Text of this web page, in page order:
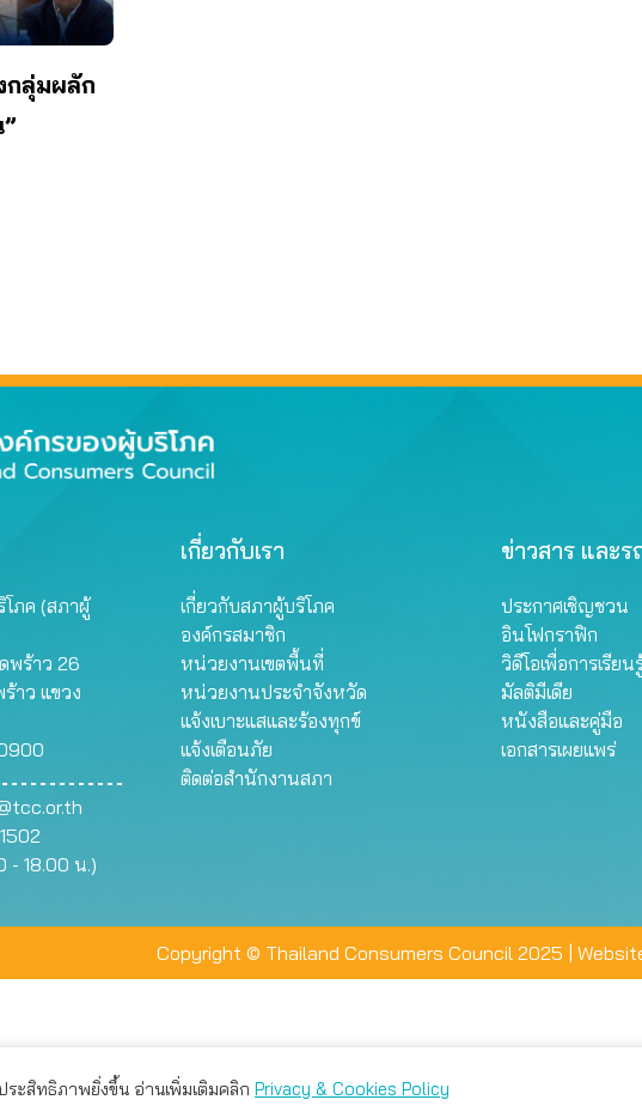
ลุ่มผลัก
ภค (สภาผู้
พร้าว 26
าว แขวง
- 18.00 น.)
เกี่ยวกับเรา
เกี่ยวกับสภาผู้บริโภค
องค์กรสมาชิก
หน่วยงานเขตพื้นที่
หน่วยงานประจำจังหวัด
แจ้งเบาะแสและร้องทุกข์
แจ้งเตือนภัย
ติดต่อสำนักงานสภา
ข่าวสาร และ
ประกาศเชิญชวน
อินโฟกราฟิก
วิดีโอเพื่อการเรียน
มัลติมีเดีย
หนังสือและคู่มือ
เอกสารเผยแพร่
Copyright © Thailand Consumers Council 2025 |
ะสิทธิภาพยิ่งขึ้น อ่านเพิ่มเติมคลิก Privacy & Cookies Policy
ณ์การใช้งานที่ดีให้แก่ท่าน คุณสามารถเลือกตั้งค่าความเป็นส่วนตัวได้